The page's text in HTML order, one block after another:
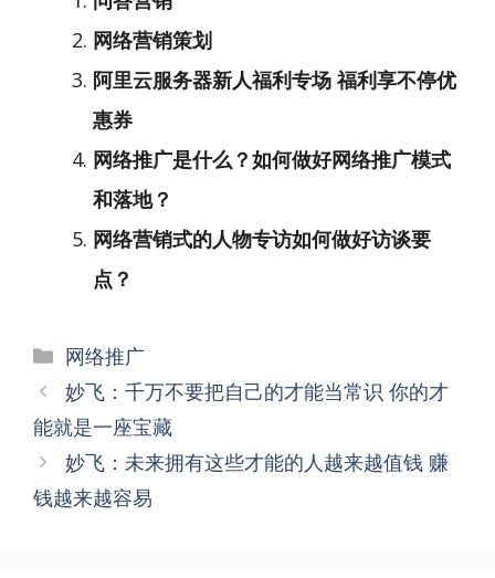
网络营销策划
阿里云服务器新人福利专场 福利享不停优
惠券
网络推广是什么？如何做好网络推广模式
和落地？
网络营销式的人物专访如何做好访谈要
点？
分
类
网络推广
文
章
航
妙飞：千万不要把自己的才能当常识 你的才
能就是一座宝藏
妙飞：未来拥有这些才能的人越来越值钱 赚
钱越来越容易